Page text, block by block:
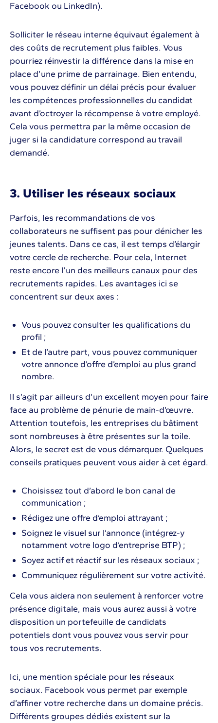
Facebook ou LinkedIn).
Solliciter le réseau interne équivaut également à
des coûts de recrutement plus faibles. Vous
pourriez réinvestir la différence dans la mise en
place d’une prime de parrainage. Bien entendu,
vous pouvez définir un délai précis pour évaluer
les compétences professionnelles du candidat
avant d’octroyer la récompense à votre employé.
Cela vous permettra par la même occasion de
juger si la candidature correspond au travail
demandé.
3. Utiliser les réseaux sociaux
Parfois, les recommandations de vos
collaborateurs ne suffisent pas pour dénicher les
jeunes talents. Dans ce cas, il est temps d’élargir
votre cercle de recherche. Pour cela, Internet
reste encore l’un des meilleurs canaux pour des
recrutements rapides. Les avantages ici se
concentrent sur deux axes :
Vous pouvez consulter les qualifications du
profil ;
Et de l’autre part, vous pouvez communiquer
votre annonce d’offre d’emploi au plus grand
nombre.
Il s’agit par ailleurs d’un excellent moyen pour faire
face au problème de pénurie de main-d’œuvre.
Attention toutefois, les entreprises du bâtiment
sont nombreuses à être présentes sur la toile.
Alors, le secret est de vous démarquer. Quelques
conseils pratiques peuvent vous aider à cet égard.
Choisissez tout d’abord le bon canal de
communication ;
Rédigez une offre d’emploi attrayant ;
Soignez le visuel sur l’annonce (intégrez-y
notamment votre logo d’entreprise BTP) ;
Soyez actif et réactif sur les réseaux sociaux ;
Communiquez régulièrement sur votre activité.
Cela vous aidera non seulement à renforcer votre
présence digitale, mais vous aurez aussi à votre
disposition un portefeuille de candidats
potentiels dont vous pouvez vous servir pour
tous vos recrutements.
Ici, une mention spéciale pour les réseaux
sociaux. Facebook vous permet par exemple
d’affiner votre recherche dans un domaine précis.
Différents groupes dédiés existent sur la